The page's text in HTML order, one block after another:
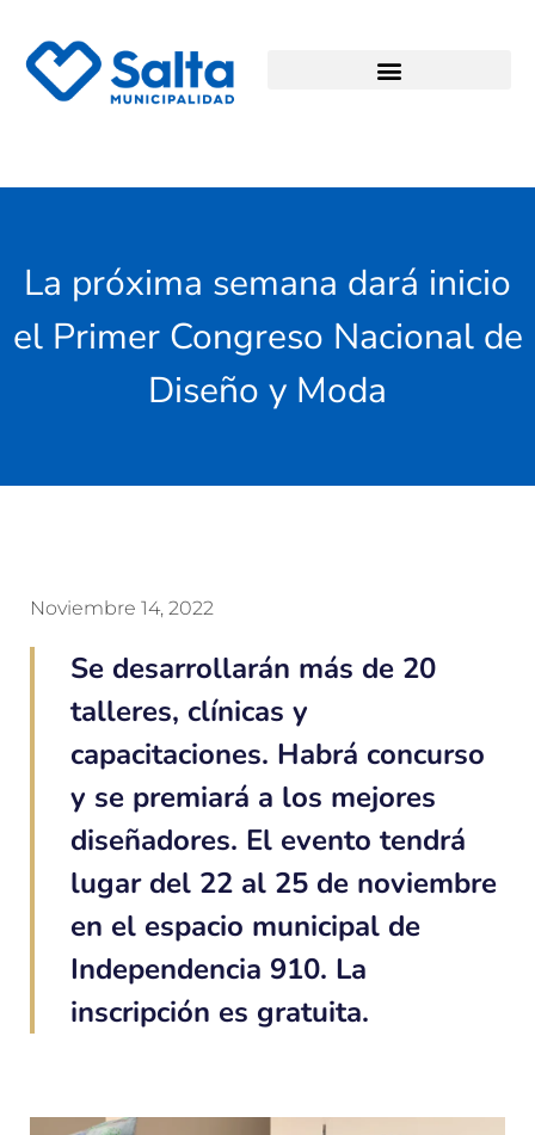
La próxima semana dará inicio
el Primer Congreso Nacional de
Diseño y Moda
Noviembre 14, 2022
Se desarrollarán más de 20
talleres, clínicas y
capacitaciones. Habrá concurso
y se premiará a los mejores
diseñadores. El evento tendrá
lugar del 22 al 25 de noviembre
en el espacio municipal de
Independencia 910. La
inscripción es gratuita.